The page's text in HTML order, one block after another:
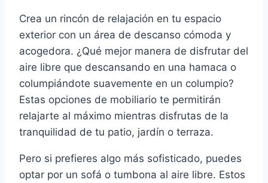
Crea un rincón de relajación en tu espacio
exterior con un área de descanso cómoda y
acogedora. ¿Qué mejor manera de disfrutar del
aire libre que descansando en una hamaca o
columpiándote suavemente en un columpio?
Estas opciones de mobiliario te permitirán
relajarte al máximo mientras disfrutas de la
tranquilidad de tu patio, jardín o terraza.
Pero si prefieres algo más sofisticado, puedes
optar por un sofá o tumbona al aire libre. Estos